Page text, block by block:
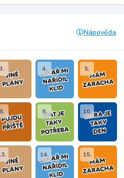
Nápověda
4. 5.
8. 9. 10.
14. 15.